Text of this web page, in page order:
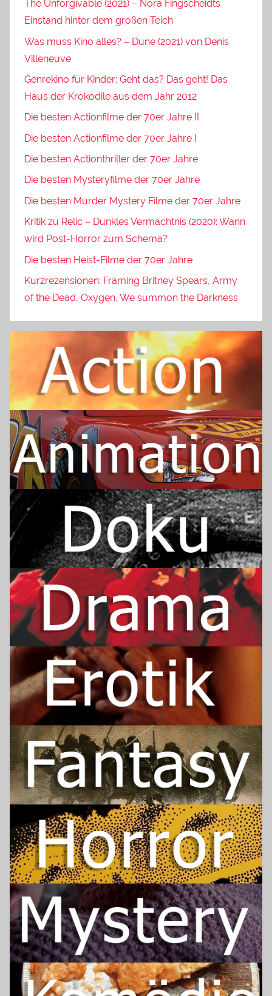
The Unforgivable (2021) – Nora Fingscheidts
Einstand hinter dem großen Teich
Was muss Kino alles? – Dune (2021) von Denis
Villeneuve
Genrekino für Kinder: Geht das? Das geht! Das
Haus der Krokodile aus dem Jahr 2012
Die besten Actionfilme der 70er Jahre II
Die besten Actionfilme der 70er Jahre I
Die besten Actionthriller der 70er Jahre
Die besten Mysteryfilme der 70er Jahre
Die besten Murder Mystery Filme der 70er Jahre
Kritik zu Relic – Dunkles Vermächtnis (2020): Wann
wird Post-Horror zum Schema?
Die besten Heist-Filme der 70er Jahre
Kurzrezensionen: Framing Britney Spears, Army
of the Dead, Oxygen, We summon the Darkness